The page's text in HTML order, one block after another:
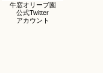
牛窓オリーブ園
公式Twitter
アカウント